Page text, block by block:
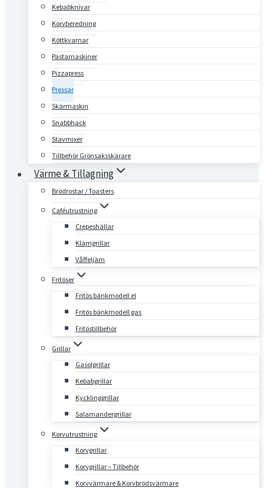
Kebabknivar
Korvberedning
Köttkvarnar
Pastamaskiner
Pizzapress
Pressar
Skärmaskin
Snabbhack
Stavmixer
Tillbehör Grönsaksskärare
Värme & Tillagning
Brödrostar / Toasters
Caféutrustning
Crepeshällar
Klämgrillar
Våffeljärn
Fritöser
Fritös bänkmodell el
Fritös bänkmodell gas
Fritöstillbehör
Grillar
Gasolgrillar
Kebabgrillar
Kycklinggrillar
Salamandergrillar
Korvutrustning
Korvgrillar
Korvgrillar – Tillbehör
Korvvärmare & Korvbrödsvärmare